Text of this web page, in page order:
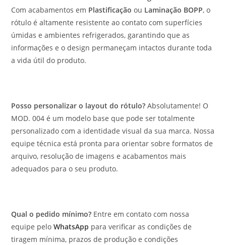
Com acabamentos em Plastificação ou Laminação BOPP, o
rótulo é altamente resistente ao contato com superfícies
úmidas e ambientes refrigerados, garantindo que as
informações e o design permaneçam intactos durante toda
a vida útil do produto.
Posso personalizar o layout do rótulo? Absolutamente! O
MOD. 004 é um modelo base que pode ser totalmente
personalizado com a identidade visual da sua marca. Nossa
equipe técnica está pronta para orientar sobre formatos de
arquivo, resolução de imagens e acabamentos mais
adequados para o seu produto.
Qual o pedido mínimo? Entre em contato com nossa
equipe peloWhatsApp para verificar as condições de
tiragem mínima, prazos de produção e condições